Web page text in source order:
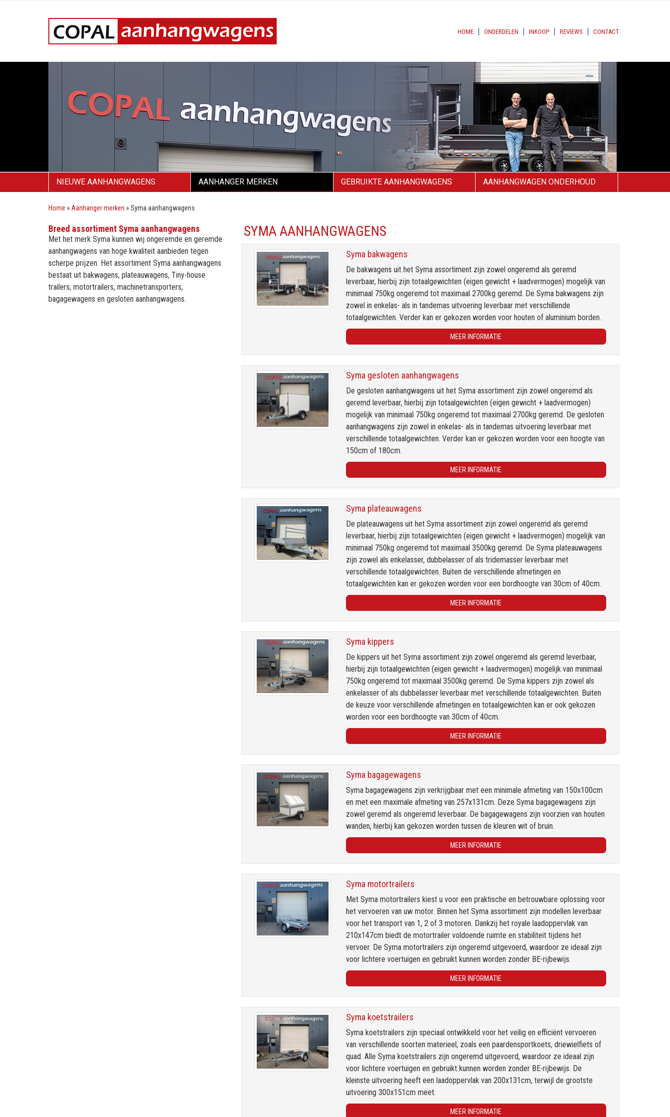
HOME ONDERDELEN INKOOP REVIEWS CONTACT
NIEUWE AANHANGWAGENS AANHANGER MERKEN GEBRUIKTE AANHANGWAGENS AANHANGWAGEN ONDERHOUD
Home » Aanhanger merken »Syma aanhangwagens
SYMA AANHANGWAGENS
Syma bakwagens
De bakwagens uit het Syma assortiment zijn zowel ongeremd als geremd
leverbaar, hierbij zijn totaalgewichten (eigen gewicht + laadvermogen) mogelijk van
minimaal 750kg ongeremd tot maximaal 2700kg geremd. De Syma bakwagens zijn
zowel in enkelas- als in tandemas uitvoering leverbaar met verschillende
totaalgewichten. Verder kan er gekozen worden voor houten of aluminium borden.
MEER INFORMATIE
Syma gesloten aanhangwagens
De gesloten aanhangwagens uit het Syma assortiment zijn zowel ongeremd als
geremd leverbaar, hierbij zijn totaalgewichten (eigen gewicht + laadvermogen)
mogelijk van minimaal 750kg ongeremd tot maximaal 2700kg geremd. De gesloten
aanhangwagens zijn zowel in enkelas- als in tandemas uitvoering leverbaar met
verschillende totaalgewichten. Verder kan er gekozen worden voor een hoogte van
150cm of 180cm.
MEER INFORMATIE
Syma plateauwagens
De plateauwagens uit het Syma assortiment zijn zowel ongeremd als geremd
leverbaar, hierbij zijn totaalgewichten (eigen gewicht + laadvermogen) mogelijk van
minimaal 750kg ongeremd tot maximaal 3500kg geremd. De Syma plateauwagens
zijn zowel als enkelasser, dubbelasser of als tridemasser leverbaar met
verschillende totaalgewichten. Buiten de verschillende afmetingen en
totaalgewichten kan er gekozen worden voor een bordhoogte van 30cm of 40cm.
MEER INFORMATIE
Syma kippers
De kippers uit het Syma assortiment zijn zowel ongeremd als geremd leverbaar,
hierbij zijn totaalgewichten (eigen gewicht + laadvermogen) mogelijk van minimaal
750kg ongeremd tot maximaal 3500kg geremd. De Syma kippers zijn zowel als
enkelasser of als dubbelasser leverbaar met verschillende totaalgewichten. Buiten
de keuze voor verschillende afmetingen en totaalgewichten kan er ook gekozen
worden voor een bordhoogte van 30cm of 40cm.
MEER INFORMATIE
Syma bagagewagens
Syma bagagewagens zijn verkrijgbaar met een minimale afmeting van 150x100cm
en met een maximale afmeting van 257x131cm. Deze Syma bagagewagens zijn
zowel geremd als ongeremd leverbaar. De bagagewagens zijn voorzien van houten
wanden, hierbij kan gekozen worden tussen de kleuren wit of bruin.
MEER INFORMATIE
Syma motortrailers
Met Syma motortrailers kiest u voor een praktische en betrouwbare oplossing voor
het vervoeren van uw motor. Binnen het Syma assortiment zijn modellen leverbaar
voor het transport van 1, 2 of 3 motoren. Dankzij het royale laadoppervlak van
210x147cm biedt de motortrailer voldoende ruimte en stabiliteit tijdens het
vervoer. De Syma motortrailers zijn ongeremd uitgevoerd, waardoor ze ideaal zijn
voor lichtere voertuigen en gebruikt kunnen worden zonder BE-rijbewijs.
MEER INFORMATIE
Syma koetstrailers
Syma koetstrailers zijn speciaal ontwikkeld voor het veilig en efficiënt vervoeren
van verschillende soorten materieel, zoals een paardensportkoets, driewielfiets of
quad. Alle Syma koetstrailers zijn ongeremd uitgevoerd, waardoor ze ideaal zijn
voor lichtere voertuigen en gebruikt kunnen worden zonder BE-rijbewijs. De
kleinste uitvoering heeft een laadoppervlak van 200x131cm, terwijl de grootste
uitvoering 300x151cm meet.
MEER INFORMATIE
Breed assortiment Syma aanhangwagens
Met het merk Syma kunnen wij ongeremde en geremde
aanhangwagens van hoge kwaliteit aanbieden tegen
scherpe prijzen. Het assortiment Syma aanhangwagens
bestaat uit bakwagens, plateauwagens, Tiny-house
trailers, motortrailers, machinetransporters,
bagagewagens en gesloten aanhangwagens.